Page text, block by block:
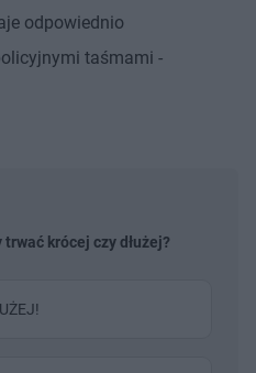
odpowiednio
taśmami -
krócej czy dłużej?